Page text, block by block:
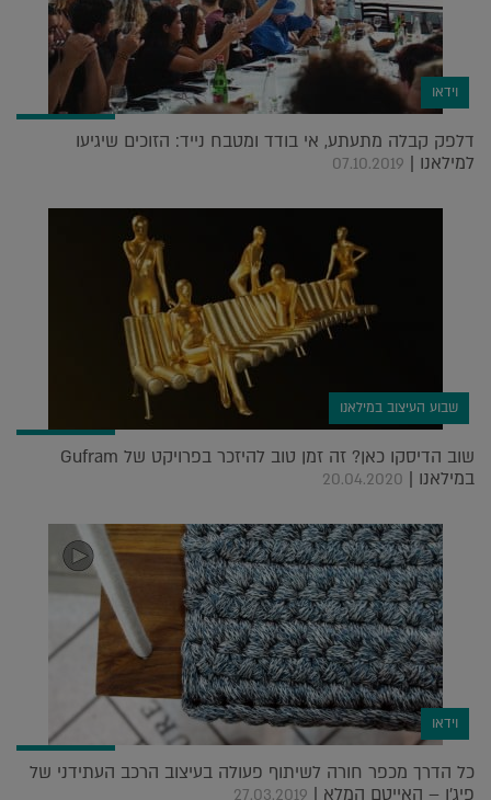
וידאו
דלפק קבלה מתעתע, אי בודד ומטבח נייד: הזוכים שיגיעו
למילאנו | 07.10.2019
שבוע העיצוב במילאנו
שוב הדיסקו כאן? זה זמן טוב להיזכר בפרויקט של Gufram
במילאנו | 20.04.2020
וידאו
כל הדרך מכפר חורה לשיתוף פעולה בעיצוב הרכב העתידני של
פיג'ו – האייטם המלא | 27.03.2019